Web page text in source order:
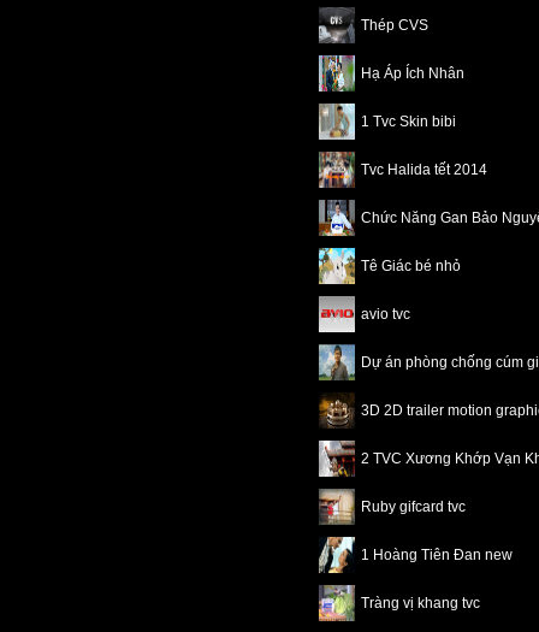
Thép CVS
Hạ Áp Ích Nhân
1 Tvc Skin bibi
Tvc Halida tết 2014
Chức Năng Gan Bảo
Tê Giác bé nhỏ
avio tvc
Dự án phòng chống cúm
3D 2D trailer motion
2 TVC Xương Khớp Vạn
Ruby gifcard tvc
1 Hoàng Tiên Đan new
Tràng vị khang tvc